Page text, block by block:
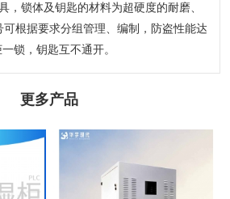
，锁体及钥匙的材料为超硬度的耐磨、
可根据要求分组管理、编制，防盗性能达
锁，钥匙互不通开。
更多产品